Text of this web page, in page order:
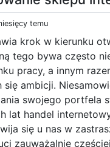
temu
krok w kierunku
tego bywa często
pracy, a innym
się ambicji.
swojego portfela
lat handel
się u nas w
zauważalnie